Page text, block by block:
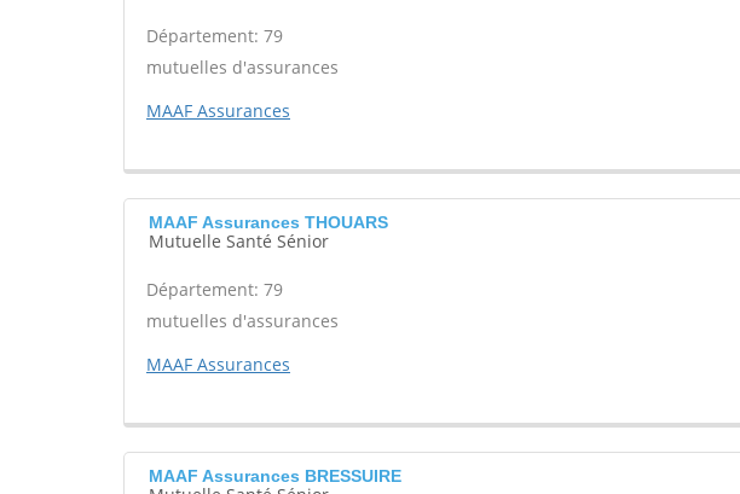
Département: 79
mutuelles d'assurances
MAAF Assurances
MAAF Assurances THOUARS
Mutuelle Santé Sénior
Département: 79
mutuelles d'assurances
MAAF Assurances
MAAF Assurances BRESSUIRE